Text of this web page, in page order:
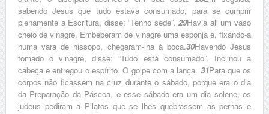
sabendo Jesus que tudo estava consumado, para se cumprir
plenamente a Escritura, disse: “Tenho sede”. 29Havia ali um vaso
cheio de vinagre. Embeberam de vinagre uma esponja e, fixando-a
numa vara de hissopo, chegaram-lha à boca.30Havendo Jesus
tomado o vinagre, disse: “Tudo está consumado”. Inclinou a
cabeça e entregou o espírito. O golpe com a lança. 31Para que os
corpos não ficassem na cruz durante o sábado, porque era o dia
da Preparação da Páscoa, e esse sábado era um dia solene, os
judeus pediram a Pilatos que se lhes quebrassem as pernas e